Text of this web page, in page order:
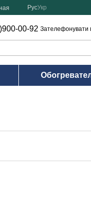
РусУкр
00-92 Зателефонувати